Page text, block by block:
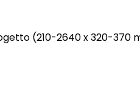
(210-2640 x 320-370